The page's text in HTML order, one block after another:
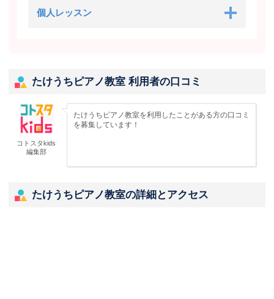
個人レッスン
たけうちピアノ教室 利用者の口コミ
コトスタkids
編集部
たけうちピアノ教室を利用したことがある方の口コミ
を募集しています！
たけうちピアノ教室の詳細とアクセス